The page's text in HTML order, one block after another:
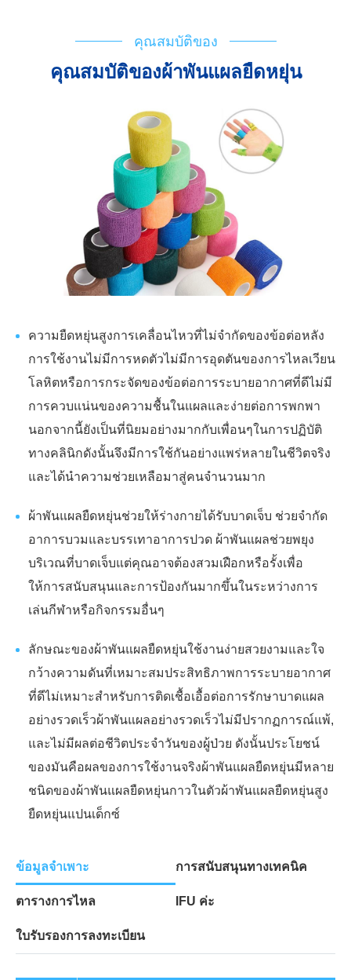
คุณสมบัติของ
คุณสมบัติของผ้าพันแผลยืดหยุ่น
ความยืดหยุ่นสูงการเคลื่อนไหวที่ไม่จำกัดของข้อต่อหลัง
การใช้งานไม่มีการหดตัวไม่มีการอุดตันของการไหลเวียน
โลหิตหรือการกระจัดของข้อต่อการระบายอากาศที่ดีไม่มี
การควบแน่นของความชื้นในแผลและง่ายต่อการพกพา
นอกจากนี้ยังเป็นที่นิยมอย่างมากกับเพื่อนๆในการปฏิบัติ
ทางคลินิกดังนั้นจึงมีการใช้กันอย่างแพร่หลายในชีวิตจริง
และได้นำความช่วยเหลือมาสู่คนจำนวนมาก
ผ้าพันแผลยืดหยุ่นช่วยให้ร่างกายได้รับบาดเจ็บ ช่วยจำกัด
อาการบวมและบรรเทาอาการปวด ผ้าพันแผลช่วยพยุง
บริเวณที่บาดเจ็บแต่คุณอาจต้องสวมเฝือกหรือรั้งเพื่อ
ให้การสนับสนุนและการป้องกันมากขึ้นในระหว่างการ
เล่นกีฬาหรือกิจกรรมอื่นๆ
ลักษณะของผ้าพันแผลยืดหยุ่นใช้งานง่ายสวยงามและใจ
กว้างความดันที่เหมาะสมประสิทธิภาพการระบายอากาศ
ที่ดีไม่เหมาะสำหรับการติดเชื้อเอื้อต่อการรักษาบาดแผล
อย่างรวดเร็วผ้าพันแผลอย่างรวดเร็วไม่มีปรากฏการณ์แพ้,
และไม่มีผลต่อชีวิตประจำวันของผู้ป่วย ดังนั้นประโยชน์
ของมันคือผลของการใช้งานจริงผ้าพันแผลยืดหยุ่นมีหลาย
ชนิดของผ้าพันแผลยืดหยุ่นกาวในตัวผ้าพันแผลยืดหยุ่นสูง
ยืดหยุ่นแปนเด็กซ์
ข้อมูลจำเพาะ การสนับสนุนทางเทคนิค
ตารางการไหล IFU ค่ะ
ใบรับรองการลงทะเบียน